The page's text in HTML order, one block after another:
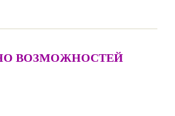
ВОЗМОЖНОСТЕЙ